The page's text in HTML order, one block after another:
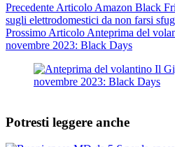
Precedente Articolo Amazon Black
sugli elettrodomestici da non farsi
Prossimo Articolo Anteprima del
novembre 2023: Black Days
Potresti leggere anche